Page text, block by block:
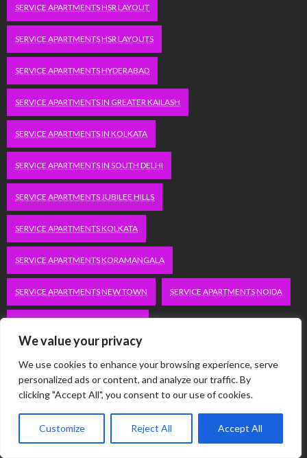
We value your privacy
We use cookies to enhance your browsing experience, serve
personalized ads or content, and analyze our traffic. By
clicking "Accept All", you consent to our use of cookies.
Customize Reject All Accept All
SERVICE APARTMENTS HSR LAYOUT
SERVICE APARTMENTS HSR LAYOUTS
SERVICE APARTMENTS HYDERABAD
SERVICE APARTMENTS IN GREATER KAILASH
SERVICE APARTMENTS IN KOLKATA
SERVICE APARTMENTS IN SOUTH DELHI
SERVICE APARTMENTS JUBILEE HILLS
SERVICE APARTMENTS KOLKATA
SERVICE APARTMENTS KORAMANGALA
SERVICE APARTMENTS NEW TOWN SERVICE APARTMENTS NOIDA
VACATION RENTALS IN DELHI VUDU.COM/START
WORDPRESS DEVELOPMENT COMPANY DELHI